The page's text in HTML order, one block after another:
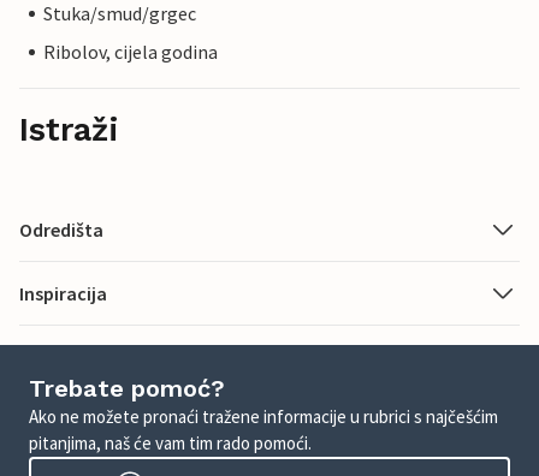
Stuka/smud/grgec
Ribolov, cijela godina
Istraži
Odredišta
Inspiracija
Trebate pomoć?
Ako ne možete pronaći tražene informacije u rubrici s najčešćim
pitanjima, naš će vam tim rado pomoći.